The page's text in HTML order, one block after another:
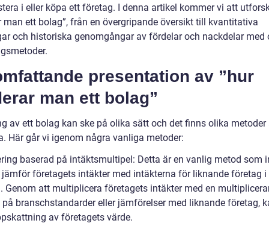
i eller köpa ett företag. I denna artikel kommer vi att
man ett bolag”, från en övergripande översikt till kvantitativa
och historiska genomgångar av fördelar och nackdelar med
presentation av ”hur
man ett bolag”
av ett bolag kan ske på olika sätt och det finns olika metoder
Här går vi igenom några vanliga metoder:
baserad på intäktsmultipel: Detta är en vanlig metod som
företagets intäkter med intäkterna för liknande företag
Genom att multiplicera företagets intäkter med en
på branschstandarder eller jämförelser med liknande företag,
av företagets värde.